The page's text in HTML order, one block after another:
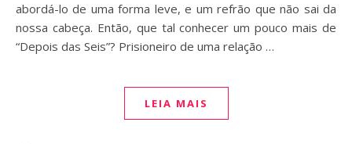
abordá-lo de uma forma leve, e um refrão que não sai da
nossa cabeça. Então, que tal conhecer um pouco mais de
“Depois das Seis”? Prisioneiro de uma relação …
LEIA MAIS